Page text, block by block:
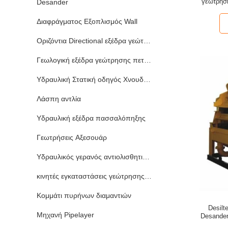
Desander
Διαφράγματος Εξοπλισμός Wall
Οριζόντια Directional εξέδρα γεώτρησης πετρελαίου
Γεωλογική εξέδρα γεώτρησης πετρελαίου
Υδραυλική Στατική οδηγός Χνουδωτά
Λάσπη αντλία
Υδραυλική εξέδρα πασσαλόπηξης
Γεωτρήσεις Αξεσουάρ
Υδραυλικός γερανός αντιολισθητικών αλυσίδων
κινητές εγκαταστάσεις γεώτρησης διατρήσεων
Κομμάτι πυρήνων διαμαντιών
Μηχανή Pipelayer